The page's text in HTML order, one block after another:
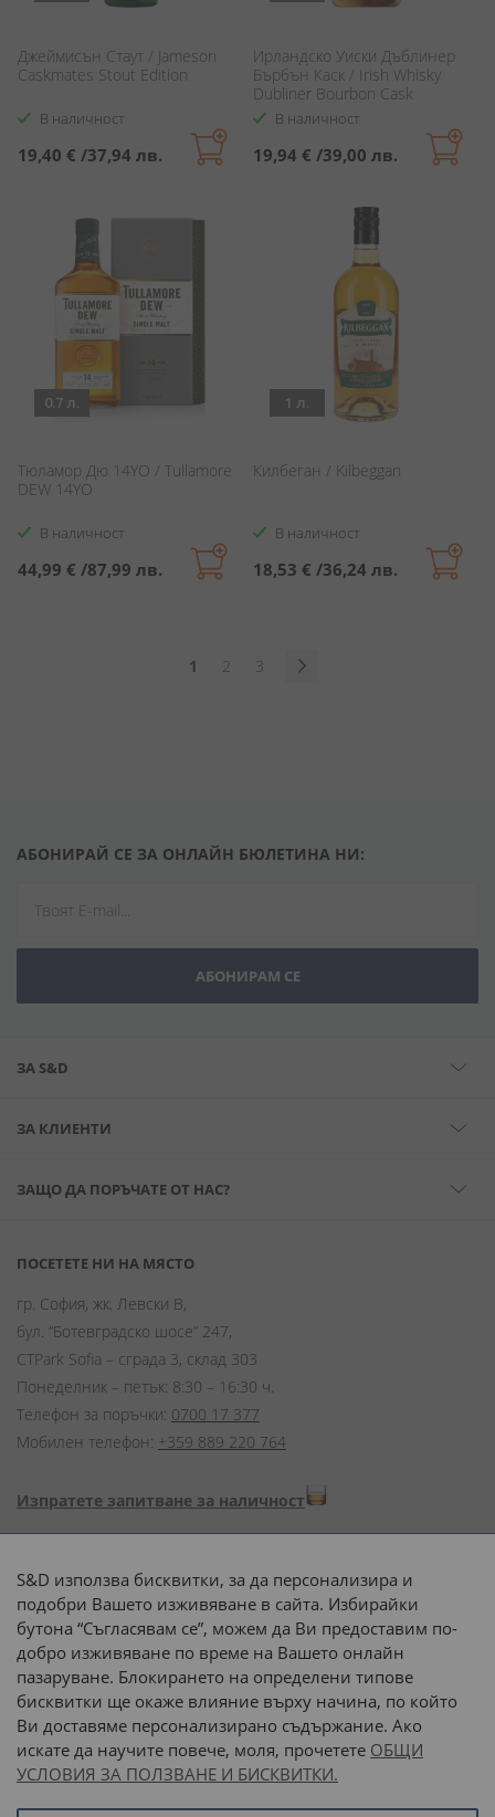
Джеймисън Стаут / Jameson
Caskmates Stout Edition
В наличност
19,40 € /37,94 лв.
Ирландско Уиски Дъблинер
Бърбън Каск / Irish Whisky
Dubliner Bourbon Cask
В наличност
19,94 € /39,00 лв.
0.7 л.
Тюламор Дю 14YO / Tullamore
DEW 14YO
В наличност
44,99 € /87,99 лв.
1 л.
Килбеган / Kilbeggan
В наличност
18,53 € /36,24 лв.
Страница
В
1 Страница
2 Страница
3
АБОНИРАЙ СЕ ЗА ОНЛАЙН БЮЛЕТИНА НИ:
АБОНИРАМ СЕ
ЗА S&D
ЗА КЛИЕНТИ
ЗАЩО ДА ПОРЪЧАТЕ ОТ НАС?
ПОСЕТЕТЕ НИ НА МЯСТО
гр. София, жк. Левски В,
бул. “Ботевградско шосе” 247,
CTPark Sofia – сграда 3, склад 303
Понеделник – петък: 8:30 – 16:30 ч.
Телефон за поръчки: 0700 17 377
Мобилен телефон: +359 889 220 764
Изпратете запитване за наличност
Начини на плащане:
Доставка до адрес с:
или
наш транспорт
S&D използва бисквитки, за да персонализира и
подобри Вашето изживяване в сайта. Избирайки
бутона “Съгласявам се”, можем да Ви предоставим по-
добро изживяване по време на Вашето онлайн
пазаруване. Блокирането на определени типове
бисквитки ще окаже влияние върху начина, по който
Ви доставяме персонализирано съдържание. Ако
искате да научите повече, моля, прочетете ОБЩИ
УСЛОВИЯ ЗА ПОЛЗВАНЕ И БИСКВИТКИ.